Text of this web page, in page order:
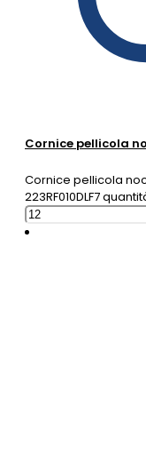
Cornice pellicola
Cornice pellicola
223RF010DLF7